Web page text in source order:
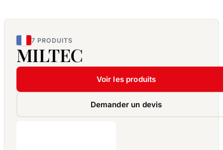
7 PRODUITS
MILTEC
Voir les produits
Demander un devis